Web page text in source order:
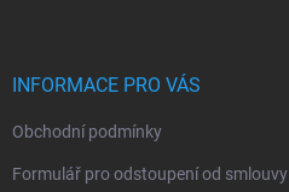
INFORMACE PRO VÁS
Obchodní podmínky
Formulář pro odstoupení od smlouvy